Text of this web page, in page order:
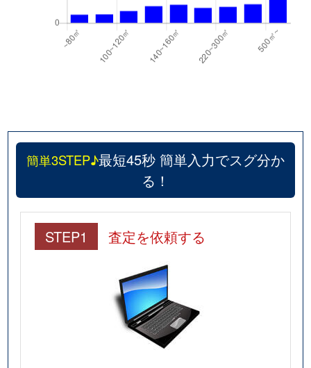
簡単3STEP♪最短45秒 簡単入力でスグ分か
る！
STEP1 査定を依頼する